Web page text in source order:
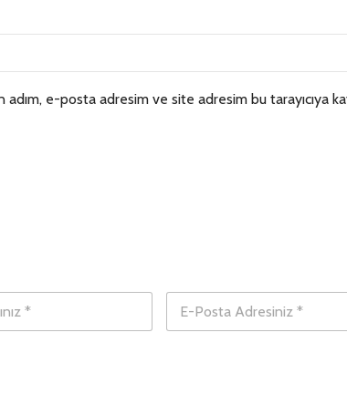
adım, e-posta adresim ve site adresim bu tarayıcıya
E
P